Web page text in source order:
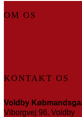
OM OS
KONTAKT OS
Voldby
Viborgvej 96, Voldby